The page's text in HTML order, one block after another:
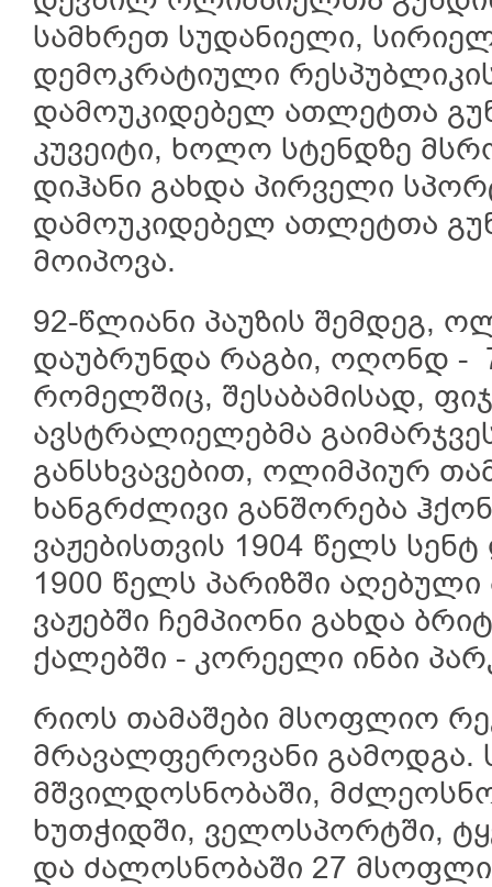
სამხრეთ სუდანიელი,
დემოკრატიული
დამოუკიდებელ ათლეტთა
კუვეიტი, ხოლო სტენდზე
დიჰანი გახდა პირველი
დამოუკიდებელ ათლეტთა
მოიპოვა.
92-წლიანი პაუზის შემდეგ,
დაუბრუნდა რაგბი, ოღონდ -
რომელშიც, შესაბამისად,
ავსტრალიელებმა
განსხვავებით, ოლიმპიურ
ხანგრძლივი განშორება
ვაჟებისთვის 1904 წელს
1900 წელს პარიზში
ვაჟებში ჩემპიონი გახდა
ქალებში - კორეელი ინბი
რიოს თამაშები მსოფლიო
მრავალფეროვანი გამოდგა.
მშვილდოსნობაში,
ხუთჭიდში, ველოსპორტში,
და ძალოსნობაში 27